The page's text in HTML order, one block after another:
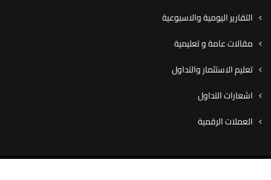
التقارير اليومية والاسبوعية
مقالات عامة و تعليمية
تعليم الاستثمار والتداول
اشعارات التداول
العملات الرقمية